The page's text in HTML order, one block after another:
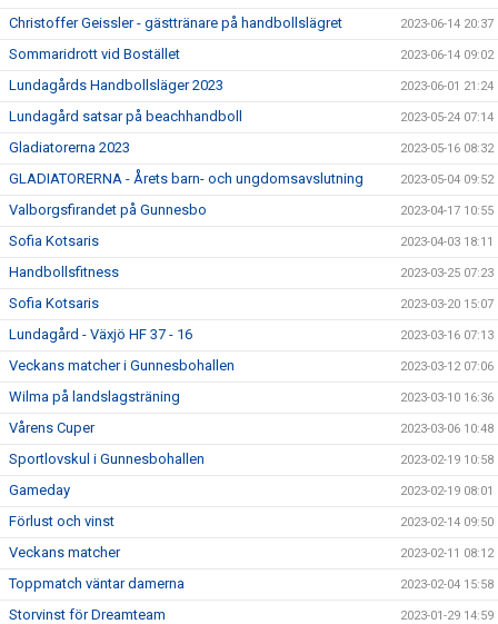
Christoffer Geissler - gästtränare på handbollslägret 2023-06-14 20:37
Sommaridrott vid Bostället 2023-06-14 09:02
Lundagårds Handbollsläger 2023 2023-06-01 21:24
Lundagård satsar på beachhandboll 2023-05-24 07:14
Gladiatorerna 2023 2023-05-16 08:32
GLADIATORERNA - Årets barn- och ungdomsavslutning 2023-05-04 09:52
Valborgsfirandet på Gunnesbo 2023-04-17 10:55
Sofia Kotsaris 2023-04-03 18:11
Handbollsfitness 2023-03-25 07:23
Sofia Kotsaris 2023-03-20 15:07
Lundagård - Växjö HF 37 - 16 2023-03-16 07:13
Veckans matcher i Gunnesbohallen 2023-03-12 07:06
Wilma på landslagsträning 2023-03-10 16:36
Vårens Cuper 2023-03-06 10:48
Sportlovskul i Gunnesbohallen 2023-02-19 10:58
Gameday 2023-02-19 08:01
Förlust och vinst 2023-02-14 09:50
Veckans matcher 2023-02-11 08:12
Toppmatch väntar damerna 2023-02-04 15:58
Storvinst för Dreamteam 2023-01-29 14:59